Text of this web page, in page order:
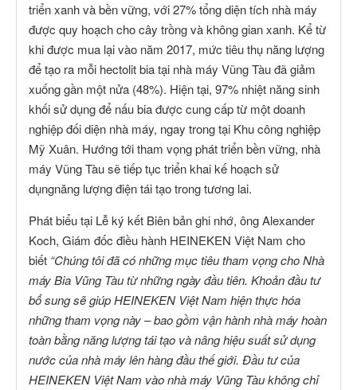
triển xanh và bền vững, với 27% tổng diện tích nhà máy
được quy hoạch cho cây trồng và không gian xanh. Kể từ
khi được mua lại vào năm 2017, mức tiêu thụ năng lượng
để tạo ra mỗi hectolit bia tại nhà máy Vũng Tàu đã giảm
xuống gần một nửa (48%). Hiện tại, 97% nhiệt năng sinh
khối sử dụng để nấu bia được cung cấp từ một doanh
nghiệp đối diện nhà máy, ngay trong tại Khu công nghiệp
Mỹ Xuân. Hướng tới tham vọng phát triển bền vững, nhà
máy Vũng Tàu sẽ tiếp tục triển khai kế hoạch sử
dụngnăng lượng điện tái tạo trong tương lai.
Phát biểu tại Lễ ký kết Biên bản ghi nhớ, ông Alexander
Koch, Giám đốc điều hành HEINEKEN Việt Nam cho
biết “Chúng tôi đã có những mục tiêu tham vọng cho Nhà
máy Bia Vũng Tàu từ những ngày đầu tiên. Khoản đầu tư
bổ sung sẽ giúp HEINEKEN Việt Nam hiện thực hóa
những tham vọng này – bao gồm vận hành nhà máy hoàn
toàn bằng năng lượng tái tạo và nâng hiệu suất sử dụng
nước của nhà máy lên hàng đầu thế giới. Đầu tư của
HEINEKEN Việt Nam vào nhà máy Vũng Tàu không chỉ